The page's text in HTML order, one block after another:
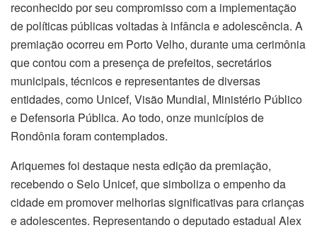
reconhecido por seu compromisso com a implementação
de políticas públicas voltadas à infância e adolescência. A
premiação ocorreu em Porto Velho, durante uma cerimônia
que contou com a presença de prefeitos, secretários
municipais, técnicos e representantes de diversas
entidades, como Unicef, Visão Mundial, Ministério Público
e Defensoria Pública. Ao todo, onze municípios de
Rondônia foram contemplados.
Ariquemes foi destaque nesta edição da premiação,
recebendo o Selo Unicef, que simboliza o empenho da
cidade em promover melhorias significativas para crianças
e adolescentes. Representando o deputado estadual Alex